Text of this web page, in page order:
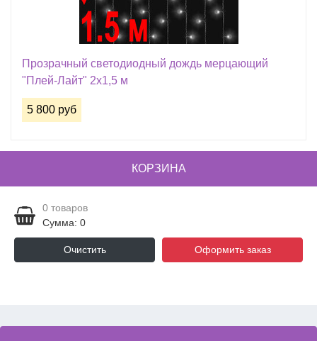
Прозрачный светодиодный дождь мерцающий
"Плей-Лайт" 2х1,5 м
5 800 руб
КОРЗИНА
0 товаров
Сумма: 0
Очистить Оформить заказ